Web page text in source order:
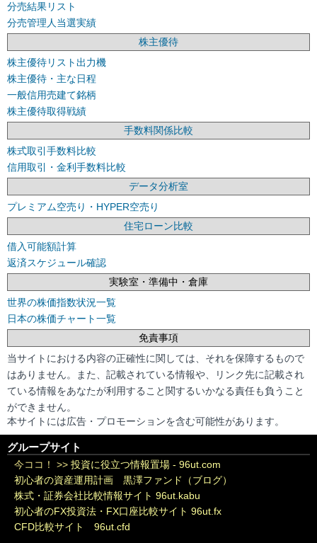
分売結果リスト
分売管理人当選実績
株主優待
株主優待リスト出力機
株主優待・主な日程
一般信用売建て銘柄
株主優待取得戦績
手数料関係比較
株式取引手数料比較
信用取引・金利手数料比較
データ分析室
プレミアム空売り・HYPER空売り
住宅ローン比較
借入可能額計算
返済スケジュール確認
実験室・準備中・倉庫
世界の株価指数状況一覧
日本の株価チャート一覧
免責事項
当サイトにおける内容の正確性に関しては、それを保障するもので
はありません。また、記載されている情報や、リンク先に記載され
ている情報をあなたが利用すること関するいかなる責任も負うこと
ができません。
本サイトには広告・プロモーションを含む可能性があります。
グループサイト
今ココ！ >> 投資に役立つ情報置場 - 96ut.com
初心者の資産運用計画 黒澤ファンド（ブログ）
株式・証券会社比較情報サイト 96ut.kabu
初心者のFX投資法・FX口座比較サイト 96ut.fx
CFD比較サイト 96ut.cfd